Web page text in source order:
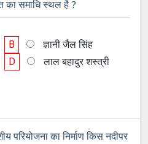
का समाधि स्थल है ?
B
ज्ञानी जैल सिंह
D लाल बहादुर शस्त्री
परियोजना का निर्माण किस नदीपर